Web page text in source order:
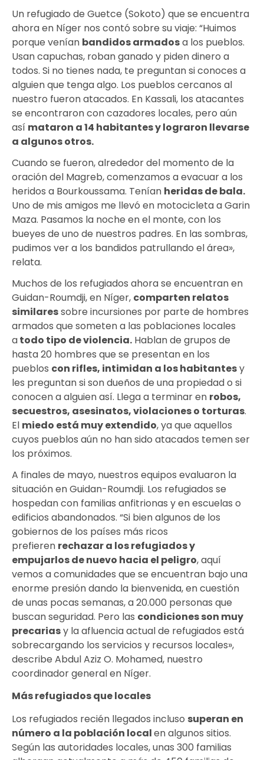
Un refugiado de Guetce (Sokoto) que se encuentra
ahora en Níger nos contó sobre su viaje: “Huimos
porque venían bandidos armadosa los pueblos.
Usan capuchas, roban ganado y piden dinero a
todos. Si no tienes nada, te preguntan si conoces a
alguien que tenga algo. Los pueblos cercanos al
nuestro fueron atacados. En Kassali, los atacantes
se encontraron con cazadores locales, pero aún
así mataron a 14 habitantes y lograron llevarse
a algunos otros.
Cuando se fueron, alrededor del momento de la
oración del Magreb, comenzamos a evacuar a los
heridos a Bourkoussama. Tenían heridas de bala.
Uno de mis amigos me llevó en motocicleta a Garin
Maza. Pasamos la noche en el monte, con los
bueyes de uno de nuestros padres. En las sombras,
pudimos ver a los bandidos patrullando el área»,
relata.
Muchos de los refugiados ahora se encuentran en
Guidan-Roumdji, en Níger, comparten relatos
similaressobre incursiones por parte de hombres
armados que someten a las poblaciones locales
atodo tipo de violencia. Hablan de grupos de
hasta 20 hombres que se presentan en los
pueblos con rifles, intimidan a los habitantesy
les preguntan si son dueños de una propiedad o si
conocen a alguien así. Llega a terminar en robos,
secuestros, asesinatos, violaciones o torturas.
El miedo está muy extendido, ya que aquellos
cuyos pueblos aún no han sido atacados temen ser
los próximos.
A finales de mayo, nuestros equipos evaluaron la
situación en Guidan-Roumdji. Los refugiados se
hospedan con familias anfitrionas y en escuelas o
edificios abandonados. “Si bien algunos de los
gobiernos de los países más ricos
prefieren rechazar a los refugiados y
empujarlos de nuevo hacia el peligro, aquí
vemos a comunidades que se encuentran bajo una
enorme presión dando la bienvenida, en cuestión
de unas pocas semanas, a 20.000 personas que
buscan seguridad. Pero las condiciones son muy
precariasy la afluencia actual de refugiados está
sobrecargando los servicios y recursos locales»,
describe Abdul Aziz O. Mohamed, nuestro
coordinador general en Níger.
Más refugiados que locales
Los refugiados recién llegados incluso superan en
número a la población localen algunos sitios.
Según las autoridades locales, unas 300 familias